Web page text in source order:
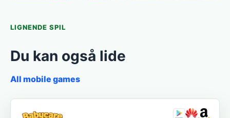
LIGNENDE SPIL
Du kan også lide
All mobile games